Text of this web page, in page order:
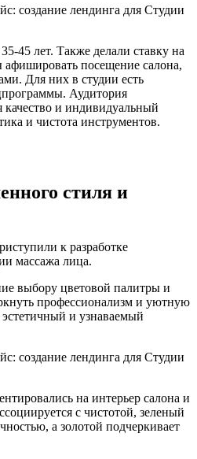
лет. Также делали ставку на
посещение салона,
Для них в студии есть
Аудитория
качество и индивидуальный
и чистота инструментов.
стиля и
к разработке
массажа лица.
выбору цветовой палитры и
профессионализм и уютную
и узнаваемый
на интерьер салона и
с чистотой, зеленый
а золотой подчеркивает